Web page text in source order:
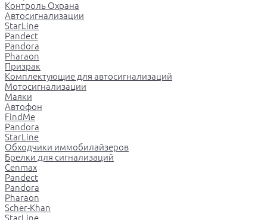
Контроль Охрана
Автосигнализации
StarLine
Pandect
Pandora
Pharaon
Призрак
Комплектующие для автосигнализаций
Мотосигнализации
Маяки
Автофон
FindMe
Pandora
StarLine
Обходчики иммобилайзеров
Брелки для сигнализаций
Cenmax
Pandect
Pandora
Pharaon
Scher-Khan